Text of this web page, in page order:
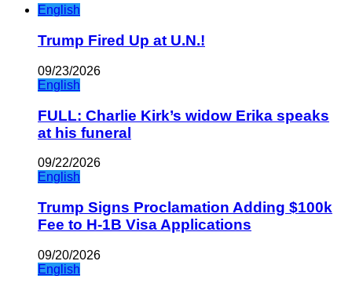
English
Trump Fired Up at U.N.!
09/23/2026
English
FULL: Charlie Kirk’s widow Erika speaks
at his funeral
09/22/2026
English
Trump Signs Proclamation Adding $100k
Fee to H-1B Visa Applications
09/20/2026
English